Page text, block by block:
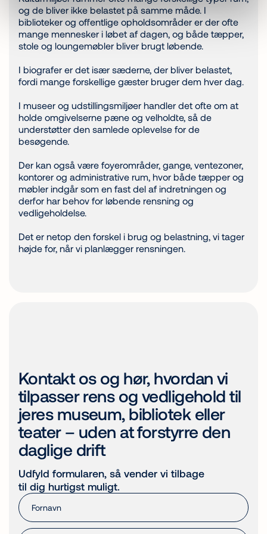
og de bliver ikke belastet på samme måde. I
biblioteker og offentlige opholdsområder er der ofte
mange mennesker i løbet af dagen, og både tæpper,
stole og loungemøbler bliver brugt løbende.
I biografer er det især sæderne, der bliver belastet,
fordi mange forskellige gæster bruger dem hver dag.
I museer og udstillingsmiljøer handler det ofte om at
holde omgivelserne pæne og velholdte, så de
understøtter den samlede oplevelse for de
besøgende.
Der kan også være foyerområder, gange, ventezoner,
kontorer og administrative rum, hvor både tæpper og
møbler indgår som en fast del af indretningen og
derfor har behov for løbende rensning og
vedligeholdelse.
Det er netop den forskel i brug og belastning, vi tager
højde for, når vi planlægger rensningen.
Kontakt os og hør, hvordan vi
tilpasser rens og vedligehold til
jeres museum, bibliotek eller
teater – uden at forstyrre den
daglige drift
Udfyld formularen, så vender vi tilbage
til dig hurtigst muligt.